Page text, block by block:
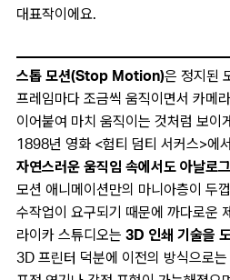
대표작이에요.
스톱 모션(Stop Motion)은 정지된
프레임마다 조금씩 움직이면서 카메
이어붙여 마치 움직이는 것처럼 보이
1898년 영화 <험티 덤티 서커스>에
자연스러운 움직임 속에서도 아날로
모션 애니메이션만의 마니아층이 두
수작업이 요구되기 때문에 까다로운
라이카 스튜디오는 3D 인쇄 기술을
3D 프린터 덕분에 이전의 방식으로